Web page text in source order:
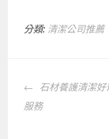
分類: 清潔公司推薦
文
章
石材養護清潔
服務